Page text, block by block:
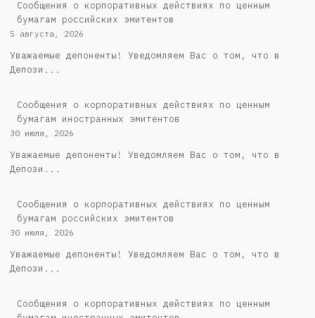
Cообщения о корпоративных действиях по ценным
бумагам российских эмитентов
5 августа, 2026
Уважаемые депоненты! Уведомляем Вас о том, что в
Депози...
Сообщения о корпоративных действиях по ценным
бумагам иностранных эмитентов
30 июля, 2026
Уважаемые депоненты! Уведомляем Вас о том, что в
Депози...
Cообщения о корпоративных действиях по ценным
бумагам российских эмитентов
30 июля, 2026
Уважаемые депоненты! Уведомляем Вас о том, что в
Депози...
Сообщения о корпоративных действиях по ценным